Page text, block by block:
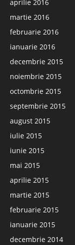
aprilie 2016
martie 2016
februarie 2016
ianuarie 2016
decembrie 2015
noiembrie 2015
octombrie 2015
septembrie 2015
august 2015
iulie 2015
iunie 2015
mai 2015
aprilie 2015
martie 2015
februarie 2015
ianuarie 2015
decembrie 2014